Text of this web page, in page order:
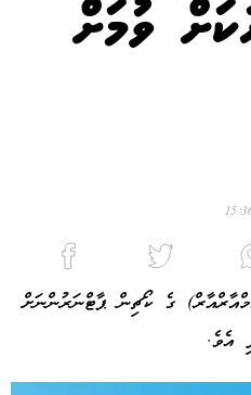
ވުމަށް
ގެ ކޯޗިން ޕާޓްނަރުންނަށް
އެވެ.